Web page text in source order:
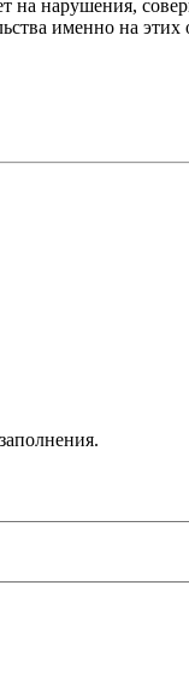
на нарушения,
именно на